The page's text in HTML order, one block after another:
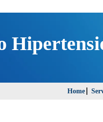
Home